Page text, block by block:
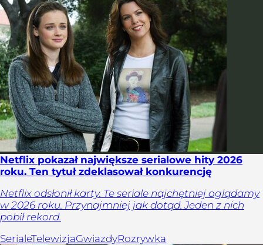
Netflix pokazał największe serialowe hity 2026
roku. Ten tytuł zdeklasował konkurencję
Netflix odsłonił karty. Te seriale najchętniej oglądamy
w 2026 roku. Przynajmniej jak dotąd. Jeden z nich
pobił rekord.
SerialeTelewizjaGwiazdyRozrywka